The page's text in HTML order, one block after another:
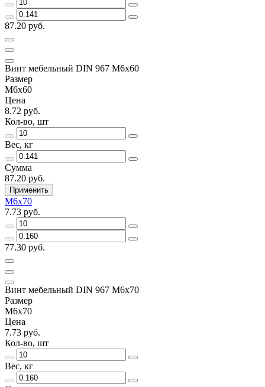
87.20 руб.
Винт мебельный DIN 967 М6х60
Размер
М6х60
Цена
8.72 руб.
Кол-во, шт
Вес, кг
Сумма
87.20 руб.
Применить
M6x70
7.73 руб.
77.30 руб.
Винт мебельный DIN 967 М6х70
Размер
M6x70
Цена
7.73 руб.
Кол-во, шт
Вес, кг